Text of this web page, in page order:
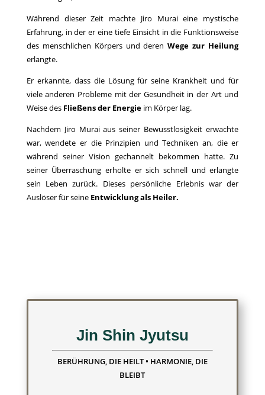
Während dieser Zeit machte Jiro Murai eine mystische
Erfahrung, in der er eine tiefe Einsicht in die Funktionsweise
des menschlichen Körpers und derenWege zur Heilung
erlangte.
Er erkannte, dass die Lösung für seine Krankheit und für
viele anderen Probleme mit der Gesundheit in der Art und
Weise des Fließens der Energieim Körper lag.
Nachdem Jiro Murai aus seiner Bewusstlosigkeit erwachte
war, wendete er die Prinzipien und Techniken an, die er
während seiner Vision gechannelt bekommen hatte. Zu
seiner Überraschung erholte er sich schnell und erlangte
sein Leben zurück. Dieses persönliche Erlebnis war der
Auslöser für seine Entwicklung als Heiler.
Jin Shin Jyutsu
BERÜHRUNG, DIE HEILT • HARMONIE, DIE
BLEIBT